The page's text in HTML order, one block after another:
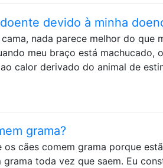
devido à minha
nada parece melhor do que
meu braço está machucado,
calor derivado do animal de
grama?
os cães comem grama porque
toda vez que saem. Eu